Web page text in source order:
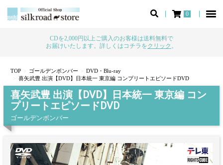
0
CDを2,000円以上ご購入のお客様は送料無料で
お届けいたします。詳しくはコチラをクリック 。
TOP ゴールデンボンバー
DVD・Blu-ray
喜矢武豊 出演【DVD】日本統一 東京編 コンプリートエピソードDVD
喜矢武豊 出演【DVD】日本統一 東京編 コン
プリートエピソードDVD
ゴールデンボンバー